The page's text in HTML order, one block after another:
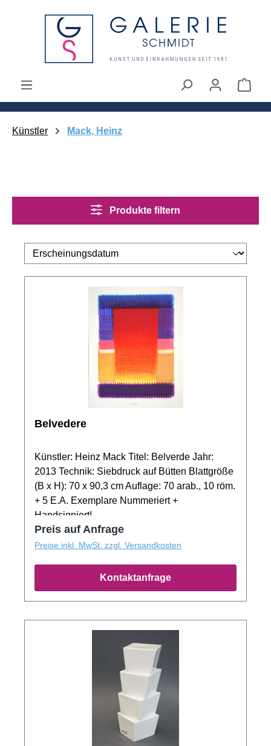
springen
Künstler Mack, Heinz
Produkte filtern
Belvedere
Künstler: Heinz Mack Titel: Belverde Jahr:
2013 Technik: Siebdruck auf Bütten Blattgröße
(B x H): 70 x 90,3 cm Auflage: 70 arab., 10 röm.
+ 5 E.A. Exemplare Nummeriert +
Handsigniert!
Preis auf Anfrage
Preise inkl. MwSt. zzgl. Versandkosten
Kontaktanfrage